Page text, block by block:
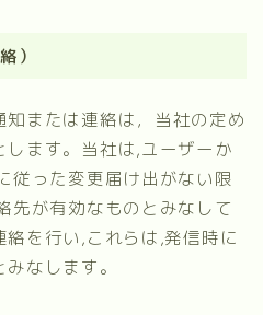
）
または連絡は，当社の定め
ます。当社は,ユーザーか
従った変更届け出がない限
先が有効なものとみなして
を行い,これらは,発信時に
なします。